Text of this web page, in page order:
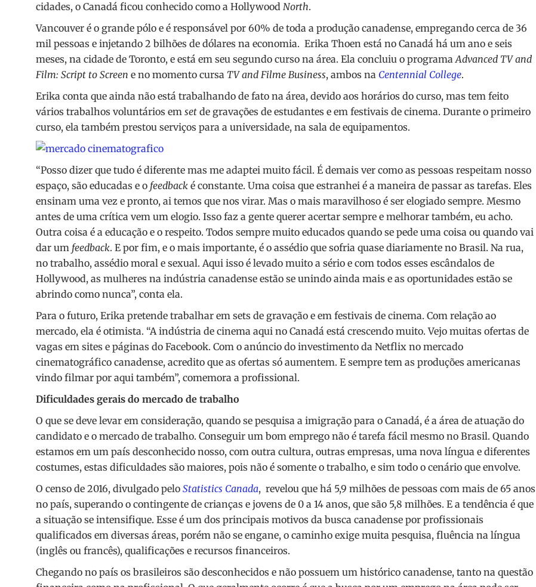
cidades, o Canadá ficou conhecido como a Hollywood North.
Vancouver é o grande pólo e é responsável por 60% de toda a produção canadense, empregando cerca de 36
mil pessoas e injetando 2 bilhões de dólares na economia. Erika Thoen está no Canadá há um ano e seis
meses, na cidade de Toronto, e está em seu segundo curso na área. Ela concluiu o programaAdvanced TV and
Film: Script to Screen e no momento cursa TV and Filme Business, ambos na Centennial College.
Erika conta que ainda não está trabalhando de fato na área, devido aos horários do curso, mas tem feito
vários trabalhos voluntários em set de gravações de estudantes e em festivais de cinema. Durante o primeiro
curso, ela também prestou serviços para a universidade, na sala de equipamentos.
“Posso dizer que tudo é diferente mas me adaptei muito fácil. É demais ver como as pessoas respeitam nosso
espaço, são educadas e o feedback é constante. Uma coisa que estranhei é a maneira de passar as tarefas. Eles
ensinam uma vez e pronto, ai temos que nos virar. Mas o mais maravilhoso é ser elogiado sempre. Mesmo
antes de uma crítica vem um elogio. Isso faz a gente querer acertar sempre e melhorar também, eu acho.
Outra coisa é a educação e o respeito. Todos sempre muito educados quando se pede uma coisa ou quando vai
dar um feedback. E por fim, e o mais importante, é o assédio que sofria quase diariamente no Brasil. Na rua,
no trabalho, assédio moral e sexual. Aqui isso é levado muito a sério e com todos esses escândalos de
Hollywood, as mulheres na indústria canadense estão se unindo ainda mais e as oportunidades estão se
abrindo como nunca”, conta ela.
Para o futuro, Erika pretende trabalhar em sets de gravação e em festivais de cinema. Com relação ao
mercado, ela é otimista. “A indústria de cinema aqui no Canadá está crescendo muito. Vejo muitas ofertas de
vagas em sites e páginas do Facebook. Com o anúncio do investimento da Netflix no mercado
cinematográfico canadense, acredito que as ofertas só aumentem. E sempre tem as produções americanas
vindo filmar por aqui também”, comemora a profissional.
Dificuldades gerais do mercado de trabalho
O que se deve levar em consideração, quando se pesquisa a imigração para o Canadá, é a área de atuação do
candidato e o mercado de trabalho. Conseguir um bom emprego não é tarefa fácil mesmo no Brasil. Quando
estamos em um país desconhecido nosso, com outra cultura, outras empresas, uma nova língua e diferentes
costumes, estas dificuldades são maiores, pois não é somente o trabalho, e sim todo o cenário que envolve.
O censo de 2016, divulgado pelo Statistics Canada, revelou que há 5,9 milhões de pessoas com mais de 65 anos
no país, superando o contingente de crianças e jovens de 0 a 14 anos, que são 5,8 milhões. E a tendência é que
a situação se intensifique. Esse é um dos principais motivos da busca canadense por profissionais
qualificados em diversas áreas, porém não se engane, o caminho exige muita pesquisa, fluência na língua
(inglês ou francês), qualificações e recursos financeiros.
Chegando no país os brasileiros são desconhecidos e não possuem um histórico canadense, tanto na questão